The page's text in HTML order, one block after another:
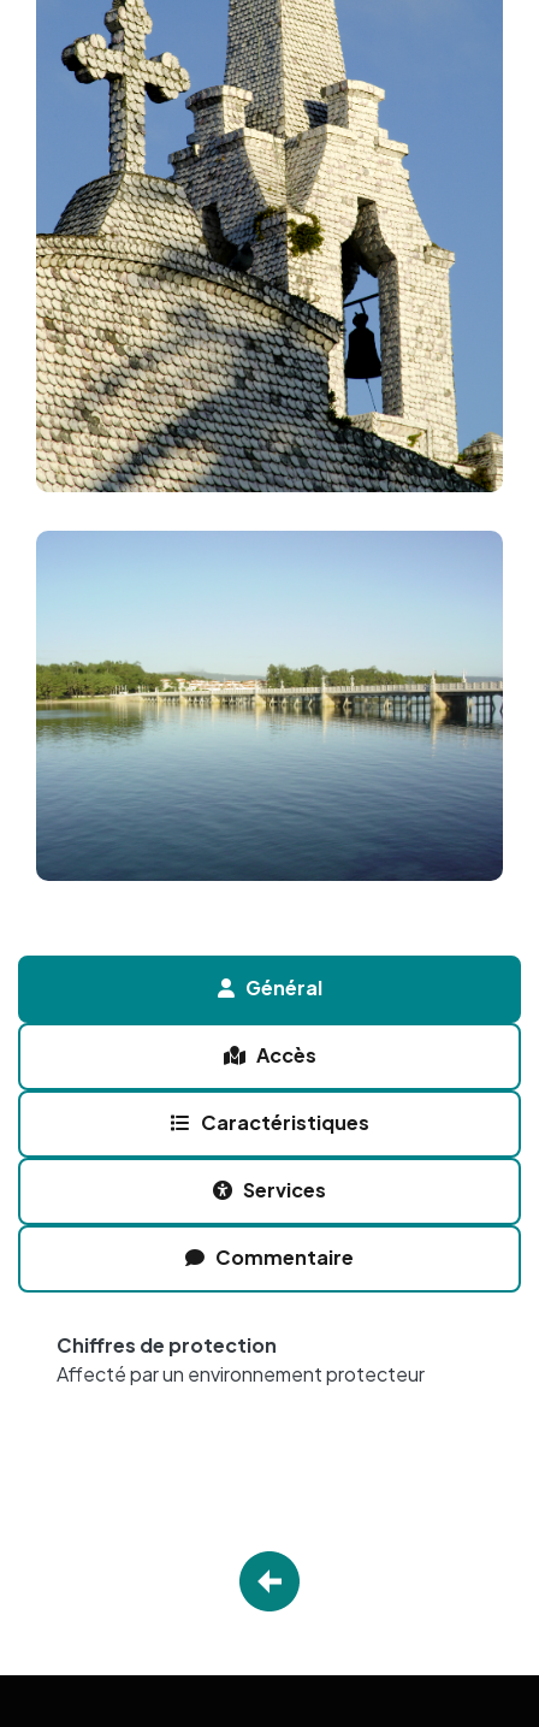
Image
Général
Accès
Caractéristiques
Services
Commentaire
Chiffres de protection
Affecté par un environnement protecteur